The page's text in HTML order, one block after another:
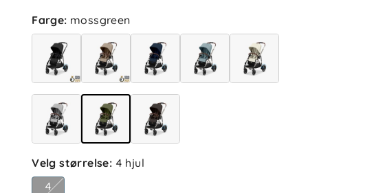
Farge: mossgreen
Velg størrelse: 4 hjul
4
5.0